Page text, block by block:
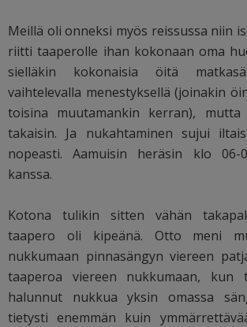
Meillä oli onneksi myös reissussa niin
riitti taaperolle ihan kokonaan oma
sielläkin kokonaisia öitä
vaihtelevalla menestyksellä (joinakin
toisina muutamankin kerran),
takaisin. Ja nukahtaminen sujui
nopeasti. Aamuisin heräsin klo 06-
kanssa.
Kotona tulikin sitten vähän
taapero oli kipeänä. Otto meni
nukkumaan pinnasängyn viereen
taaperoa viereen nukkumaan, kun
halunnut nukkua yksin omassa
tietysti enemmän kuin